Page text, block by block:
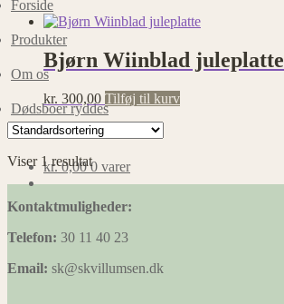
Forside
Produkter
Om os
Dødsboer ryddes
kr.0,00 0 varer
Bjørn Wiinblad juleplatte
kr. 300,00 Tilføj til kurv
Viser 1 resultat
Kontaktmuligheder:
Telefon: 30 11 40 23
Email: sk@skvillumsen.dk